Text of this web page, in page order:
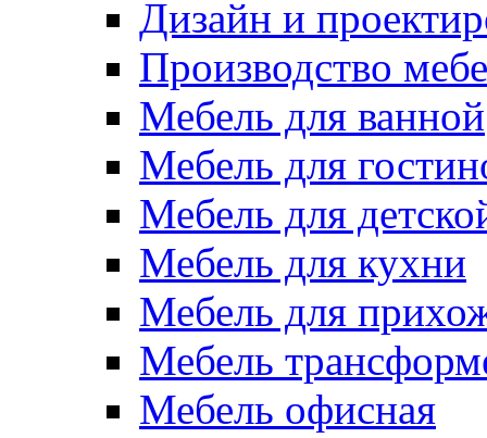
Дизайн и
Производство
Мебель для ванной
Мебель для
Мебель для
Мебель для кухни
Мебель для
Мебель
Мебель офисная